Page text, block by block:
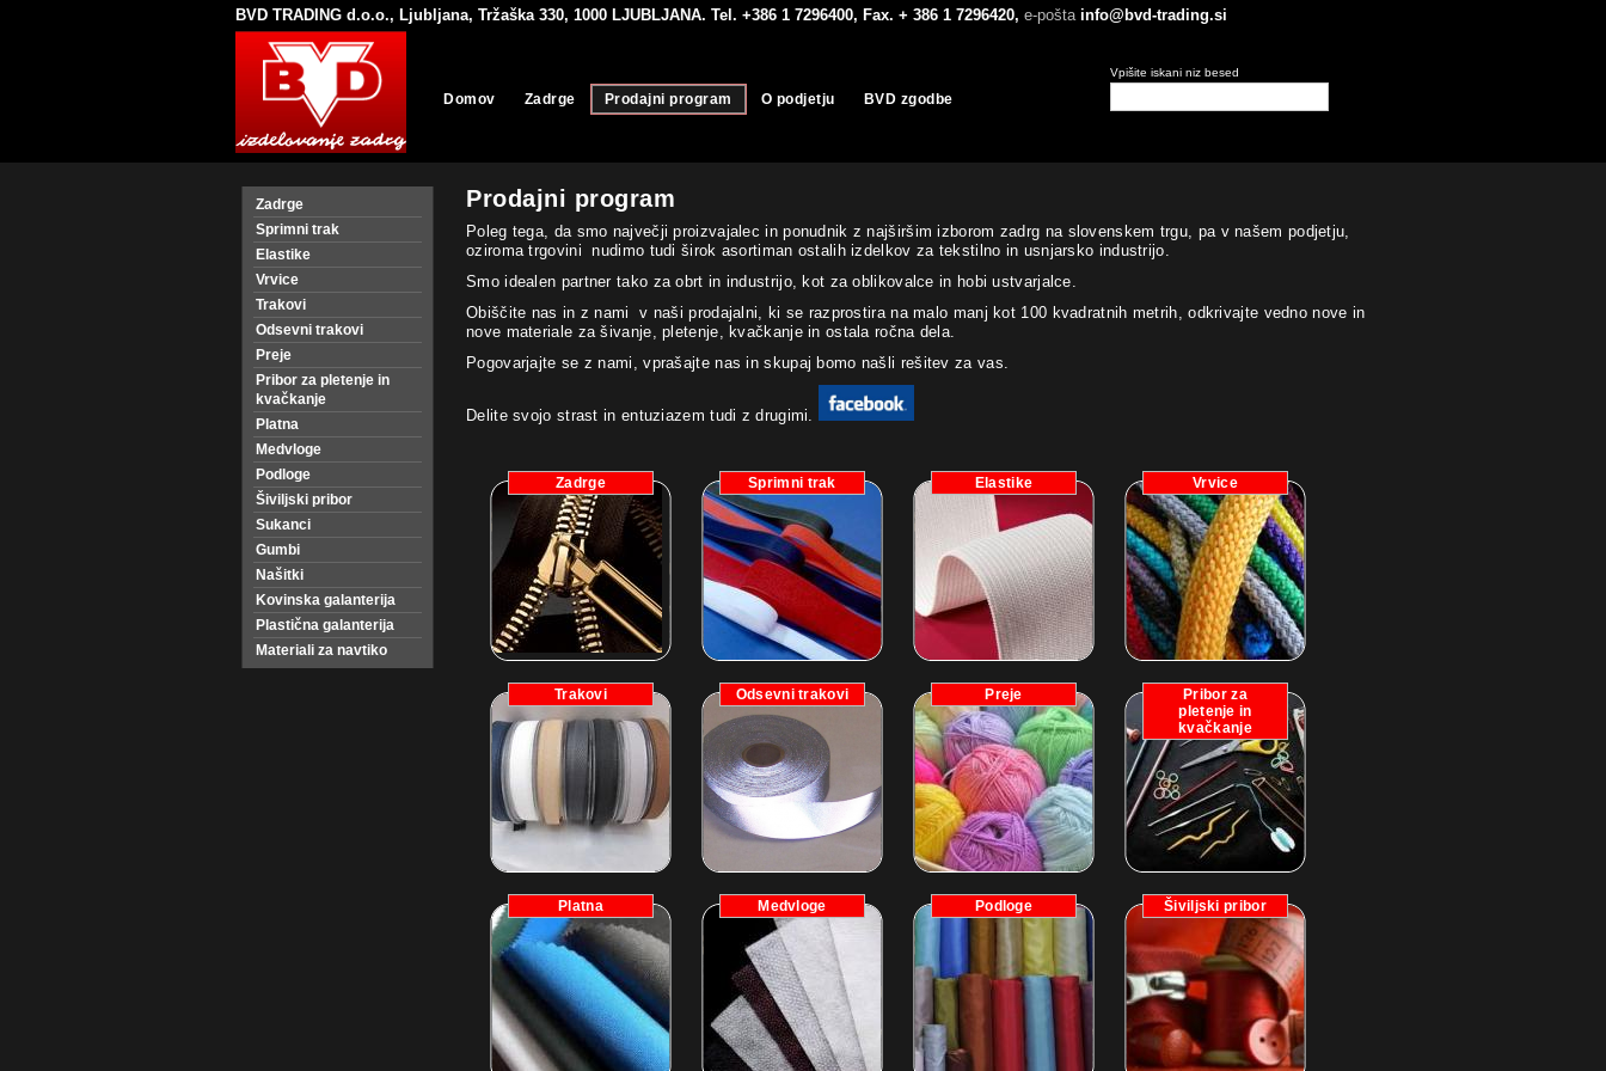
Zadrge
Sprimni trak
Elastike
Vrvice
Trakovi
Odsevni trakovi
Preje
Pribor za pletenje in
kvačkanje
Platna
Medvloge
Podloge
Šiviljski pribor
Sukanci
Gumbi
Našitki
Kovinska galanterija
Plastična galanterija
Materiali za navtiko
Prodajni program
Poleg tega, da smo največji proizvajalec in ponudnik z najširšim izborom zadrg na slovenskem trgu, pa v našem podjetju,
oziroma trgovini nudimo tudi širok asortiman ostalih izdelkov za tekstilno in usnjarsko industrijo.
Smo idealen partner tako za obrt in industrijo, kot za oblikovalce in hobi ustvarjalce.
Obiščite nas in z nami v naši prodajalni, ki se razprostira na malo manj kot 100 kvadratnih metrih, odkrivajte vedno nove in
nove materiale za šivanje, pletenje, kvačkanje in ostala ročna dela.
Pogovarjajte se z nami, vprašajte nas in skupaj bomo našli rešitev za vas.
Delite svojo strast in entuziazem tudi z drugimi.
Zadrge Sprimni trak Elastike Vrvice
Trakovi Odsevni trakovi Preje
Pribor za
pletenje in
kvačkanje
Platna Medvloge Podloge Šiviljski pribor
BVD TRADING d.o.o., Ljubljana, Tržaška 330, 1000 LJUBLJANA. Tel. +386 1 7296400, Fax. + 386 1 7296420, e-pošta info@bvd-trading.si
Domov Zadrge Prodajni program O podjetju BVD zgodbe
Vpišite iskani niz besed